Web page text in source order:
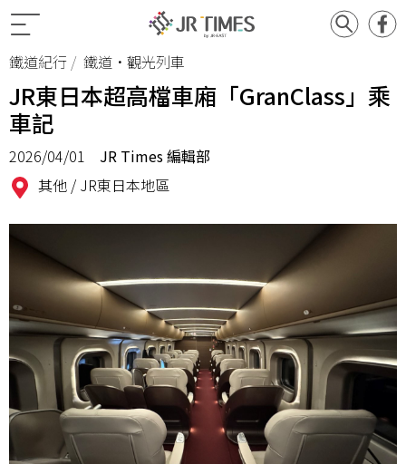
鐵道紀行 鐵道•觀光列車
JR東日本超高檔車廂「GranClass」乘
車記
2026/04/01
JR Times 編輯部
其他 / JR東日本地區